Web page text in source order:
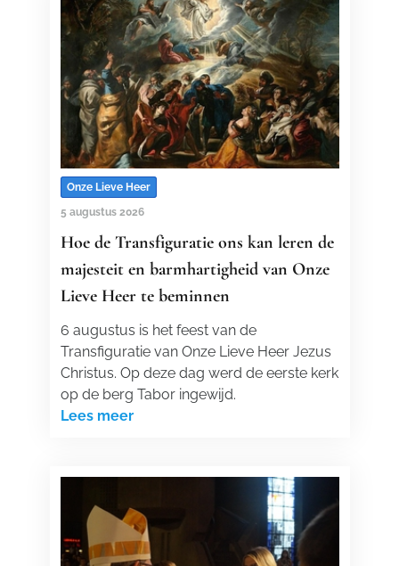
Onze Lieve Heer
5 augustus 2026
Hoe de Transfiguratie ons kan leren de
majesteit en barmhartigheid van Onze
Lieve Heer te beminnen
6 augustus is het feest van de
Transfiguratie van Onze Lieve Heer Jezus
Christus. Op deze dag werd de eerste kerk
op de berg Tabor ingewijd.
Lees meer